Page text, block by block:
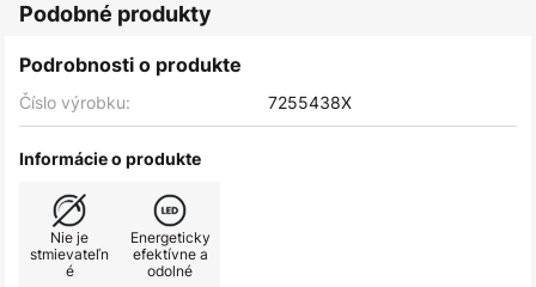
Podobné produkty
Podrobnosti o produkte
Číslo výrobku: 7255438X
Informácie o produkte
Nie je
stmievateľn
é
Energeticky
efektívne a
odolné